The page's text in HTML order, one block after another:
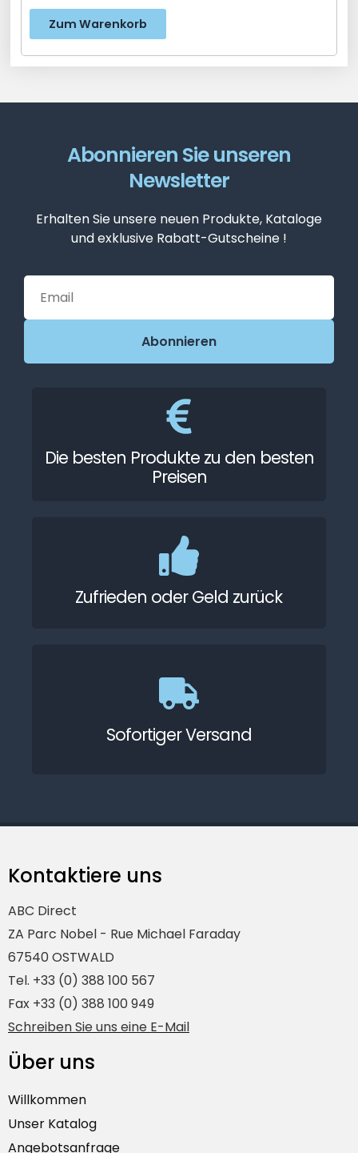
Zum Warenkorb
Abonnieren Sie unseren
Newsletter
Erhalten Sie unsere neuen Produkte, Kataloge
und exklusive Rabatt-Gutscheine !
Die besten Produkte zu den besten
Preisen
Zufrieden oder Geld zurück
Sofortiger Versand
Kontaktiere uns
ABC Direct
ZA Parc Nobel - Rue Michael Faraday
67540 OSTWALD
Tel. +33 (0) 388 100 567
Fax +33 (0) 388 100 949
Schreiben Sie uns eine E-Mail
Über uns
Willkommen
Unser Katalog
Angebotsanfrage